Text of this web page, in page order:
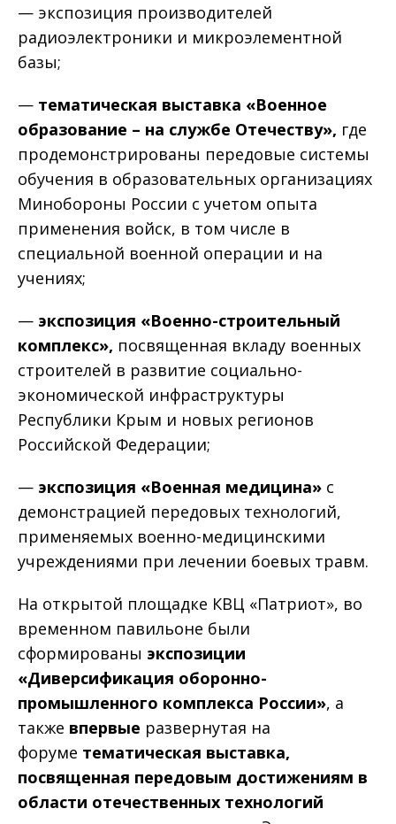
— экспозиция производителей
радиоэлектроники и микроэлементной
базы;
— тематическая выставка «Военное
образование – на службе Отечеству», где
продемонстрированы передовые системы
обучения в образовательных организациях
Минобороны России с учетом опыта
применения войск, в том числе в
специальной военной операции и на
учениях;
— экспозиция «Военно-строительный
комплекс», посвященная вкладу военных
строителей в развитие социально-
экономической инфраструктуры
Республики Крым и новых регионов
Российской Федерации;
— экспозиция «Военная медицина» с
демонстрацией передовых технологий,
применяемых военно-медицинскими
учреждениями при лечении боевых травм.
На открытой площадке КВЦ «Патриот», во
временном павильоне были
сформированы экспозиции
«Диверсификация оборонно-
промышленного комплекса России», а
также впервые развернутая на
форуме тематическая выставка,
посвященная передовым достижениям в
области отечественных технологий